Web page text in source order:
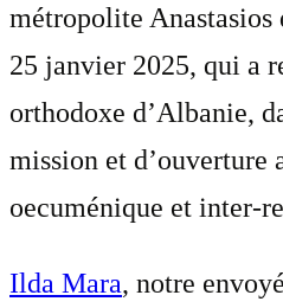
métropolite Anastasios
25 janvier 2025, qui a
orthodoxe d’Albanie,
mission et d’ouverture
oecuménique et inter-
Ilda Mara, notre